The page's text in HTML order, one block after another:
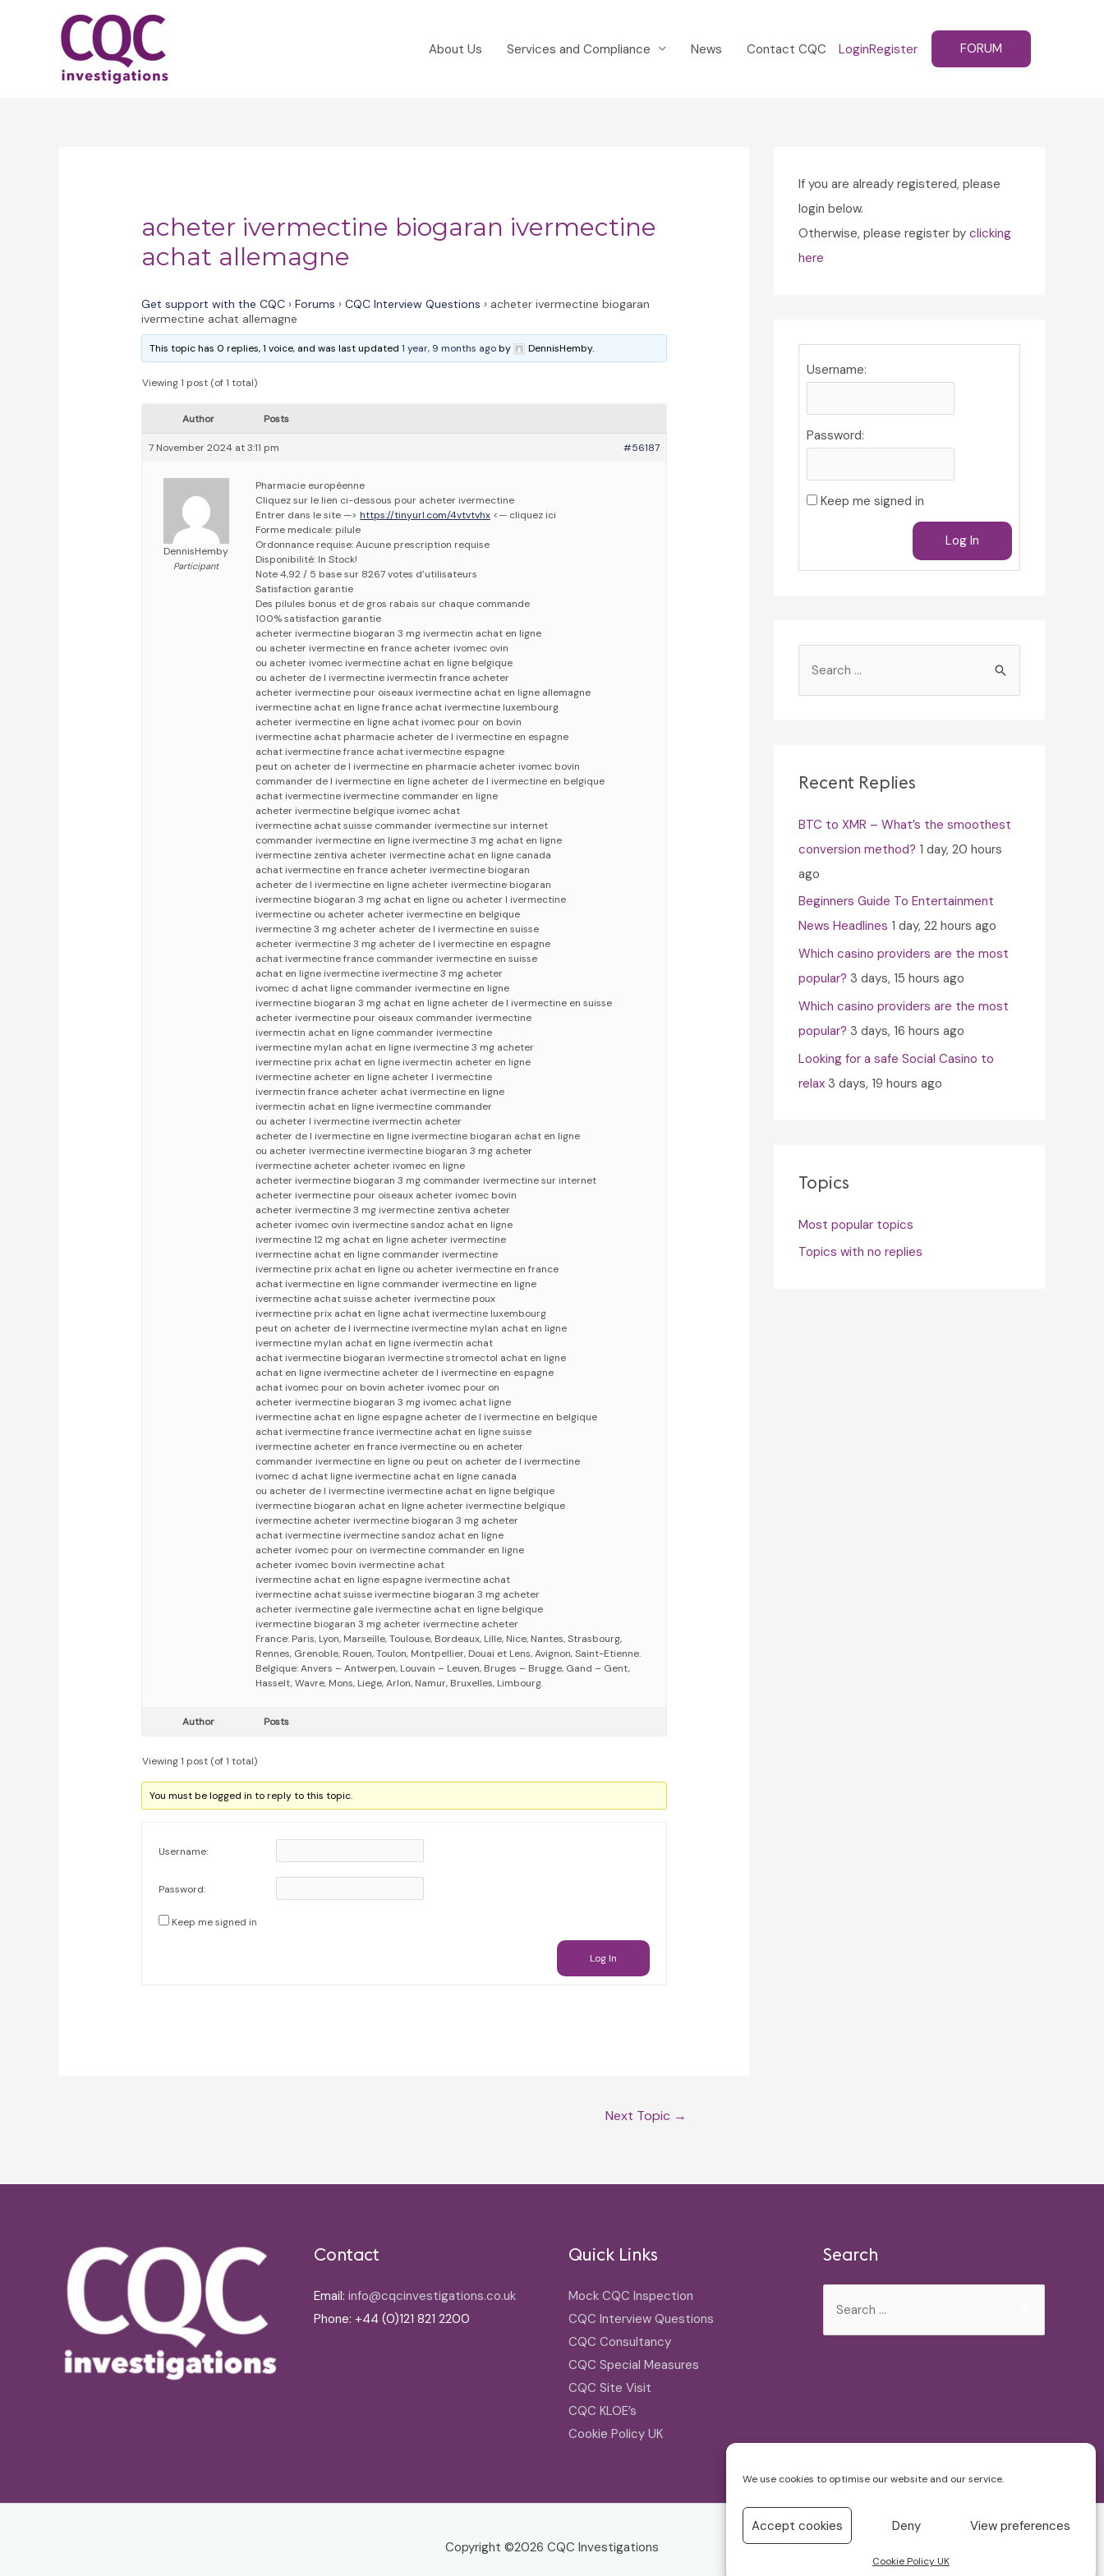
We use cookies to optimise our website and our service.
Accept cookies Deny View preferences
Cookie Policy UK
About Us Services and Compliance News Contact CQC LoginRegister FORUM
acheter ivermectine biogaran ivermectine
achat allemagne
Get support with the CQC › Forums › CQC Interview Questions › acheter ivermectine biogaran
ivermectine achat allemagne
This topic has 0 replies, 1 voice, and was last updated1 year, 9 months agoby DennisHemby.
Viewing 1 post (of 1 total)
Author Posts
7 November 2024 at 3:11 pm #56187
DennisHemby
Participant
Pharmacie européenne
Cliquez sur le lien ci-dessous pour acheter ivermectine
Entrer dans le site —>https://tinyurl.com/4vtvtvhx <— cliquez ici
Forme medicale: pilule
Ordonnance requise: Aucune prescription requise
Disponibilité: In Stock!
Note 4,92 / 5 base sur 8267 votes d’utilisateurs
Satisfaction garantie
Des pilules bonus et de gros rabais sur chaque commande
100% satisfaction garantie
acheter ivermectine biogaran 3 mg ivermectin achat en ligne
ou acheter ivermectine en france acheter ivomec ovin
ou acheter ivomec ivermectine achat en ligne belgique
ou acheter de l ivermectine ivermectin france acheter
acheter ivermectine pour oiseaux ivermectine achat en ligne allemagne
ivermectine achat en ligne france achat ivermectine luxembourg
acheter ivermectine en ligne achat ivomec pour on bovin
ivermectine achat pharmacie acheter de l ivermectine en espagne
achat ivermectine france achat ivermectine espagne
peut on acheter de l ivermectine en pharmacie acheter ivomec bovin
commander de l ivermectine en ligne acheter de l ivermectine en belgique
achat ivermectine ivermectine commander en ligne
acheter ivermectine belgique ivomec achat
ivermectine achat suisse commander ivermectine sur internet
commander ivermectine en ligne ivermectine 3 mg achat en ligne
ivermectine zentiva acheter ivermectine achat en ligne canada
achat ivermectine en france acheter ivermectine biogaran
acheter de l ivermectine en ligne acheter ivermectine biogaran
ivermectine biogaran 3 mg achat en ligne ou acheter l ivermectine
ivermectine ou acheter acheter ivermectine en belgique
ivermectine 3 mg acheter acheter de l ivermectine en suisse
acheter ivermectine 3 mg acheter de l ivermectine en espagne
achat ivermectine france commander ivermectine en suisse
achat en ligne ivermectine ivermectine 3 mg acheter
ivomec d achat ligne commander ivermectine en ligne
ivermectine biogaran 3 mg achat en ligne acheter de l ivermectine en suisse
acheter ivermectine pour oiseaux commander ivermectine
ivermectin achat en ligne commander ivermectine
ivermectine mylan achat en ligne ivermectine 3 mg acheter
ivermectine prix achat en ligne ivermectin acheter en ligne
ivermectine acheter en ligne acheter l ivermectine
ivermectin france acheter achat ivermectine en ligne
ivermectin achat en ligne ivermectine commander
ou acheter l ivermectine ivermectin acheter
acheter de l ivermectine en ligne ivermectine biogaran achat en ligne
ou acheter ivermectine ivermectine biogaran 3 mg acheter
ivermectine acheter acheter ivomec en ligne
acheter ivermectine biogaran 3 mg commander ivermectine sur internet
acheter ivermectine pour oiseaux acheter ivomec bovin
acheter ivermectine 3 mg ivermectine zentiva acheter
acheter ivomec ovin ivermectine sandoz achat en ligne
ivermectine 12 mg achat en ligne acheter ivermectine
ivermectine achat en ligne commander ivermectine
ivermectine prix achat en ligne ou acheter ivermectine en france
achat ivermectine en ligne commander ivermectine en ligne
ivermectine achat suisse acheter ivermectine poux
ivermectine prix achat en ligne achat ivermectine luxembourg
peut on acheter de l ivermectine ivermectine mylan achat en ligne
ivermectine mylan achat en ligne ivermectin achat
achat ivermectine biogaran ivermectine stromectol achat en ligne
achat en ligne ivermectine acheter de l ivermectine en espagne
achat ivomec pour on bovin acheter ivomec pour on
acheter ivermectine biogaran 3 mg ivomec achat ligne
ivermectine achat en ligne espagne acheter de l ivermectine en belgique
achat ivermectine france ivermectine achat en ligne suisse
ivermectine acheter en france ivermectine ou en acheter
commander ivermectine en ligne ou peut on acheter de l ivermectine
ivomec d achat ligne ivermectine achat en ligne canada
ou acheter de l ivermectine ivermectine achat en ligne belgique
ivermectine biogaran achat en ligne acheter ivermectine belgique
ivermectine acheter ivermectine biogaran 3 mg acheter
achat ivermectine ivermectine sandoz achat en ligne
acheter ivomec pour on ivermectine commander en ligne
acheter ivomec bovin ivermectine achat
ivermectine achat en ligne espagne ivermectine achat
ivermectine achat suisse ivermectine biogaran 3 mg acheter
acheter ivermectine gale ivermectine achat en ligne belgique
ivermectine biogaran 3 mg acheter ivermectine acheter
France: Paris, Lyon, Marseille, Toulouse, Bordeaux, Lille, Nice, Nantes, Strasbourg,
Rennes, Grenoble, Rouen, Toulon, Montpellier, Douai et Lens, Avignon, Saint-Etienne.
Belgique: Anvers – Antwerpen, Louvain – Leuven, Bruges – Brugge, Gand – Gent,
Hasselt, Wavre, Mons, Liege, Arlon, Namur, Bruxelles, Limbourg.
Author Posts
Viewing 1 post (of 1 total)
You must be logged in to reply to this topic.
Username:
Password:
Keep me signed in
Log In
Next Topic →
If you are already registered, please
login below.
Otherwise, please register by clicking
here
Username:
Password:
Keep me signed in
Log In
h
o
r
:
Recent Replies
BTC to XMR – What’s the smoothest
conversion method? 1 day, 20 hours
ago
Beginners Guide To Entertainment
News Headlines 1 day, 22 hours ago
Which casino providers are the most
popular? 3 days, 15 hours ago
Which casino providers are the most
popular? 3 days, 16 hours ago
Looking for a safe Social Casino to
relax 3 days, 19 hours ago
Topics
Most popular topics
Topics with no replies
Contact
Email: info@cqcinvestigations.co.uk
Phone: +44 (0)121 821 2200
Quick Links
Mock CQC Inspection
CQC Interview Questions
CQC Consultancy
CQC Special Measures
CQC Site Visit
CQC KLOE’s
Cookie Policy UK
Search
for:
Copyright ©2026 CQC Investigations